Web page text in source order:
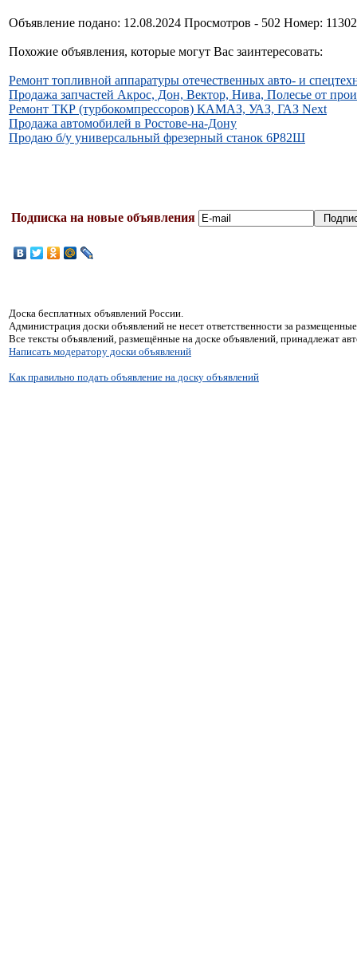
Объявление подано: 12.08.2024 Просмотров - 502 Номер:
Похожие объявления, которые могут Вас заинтересовать:
Ремонт топливной аппаратуры отечественных авто- и
Продажа запчастей Акрос, Дон, Вектор, Нива, Полесье от
Ремонт ТКР (турбокомпрессоров) КАМАЗ, УАЗ, ГАЗ Next
Продажа автомобилей в Ростове-на-Дону
Продаю б/у универсальный фрезерный станок 6Р82Ш
Подписка на новые объявления
Доска бесплатных объявлений России.
Администрация доски объявлений не несет ответственности за
Все тексты объявлений, размещённые на доске объявлений, принадлежат
Написать модератору доски объявлений
Как правильно подать объявление на доску объявлений